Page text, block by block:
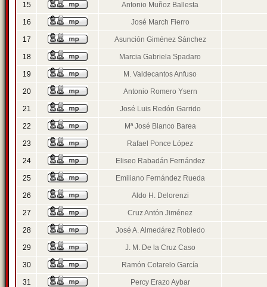
15 Antonio Muñoz Ballesta
16 José March Fierro
17 Asunción Giménez Sánchez
18 Marcia Gabriela Spadaro
19 M. Valdecantos Anfuso
20 Antonio Romero Ysern
21 José Luis Redón Garrido
22 Mª José Blanco Barea
23 Rafael Ponce López
24 Eliseo Rabadán Fernández
25 Emiliano Fernández Rueda
26 Aldo H. Delorenzi
27 Cruz Antón Jiménez
28 José A. Almedárez Robledo
29 J. M. De la Cruz Caso
30 Ramón Cotarelo García
31 Percy Erazo Aybar